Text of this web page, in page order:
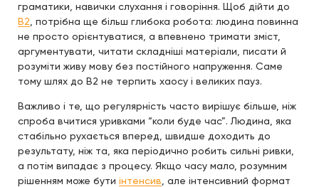
граматики, навички слухання і говоріння. Щоб дійти до
B2 , потрібна ще більш глибока робота: людина повинна
не просто орієнтуватися, а впевнено тримати зміст,
аргументувати, читати складніші матеріали, писати й
розуміти живу мову без постійного напруження. Саме
тому шлях до B2 не терпить хаосу і великих пауз.
Важливо і те, що регулярність часто вирішує більше, ніж
спроба вчитися уривками “коли буде час”. Людина, яка
стабільно рухається вперед, швидше доходить до
результату, ніж та, яка періодично робить сильні ривки,
а потім випадає з процесу. Якщо часу мало, розумним
рішенням може бути інтенсив , але інтенсивний формат